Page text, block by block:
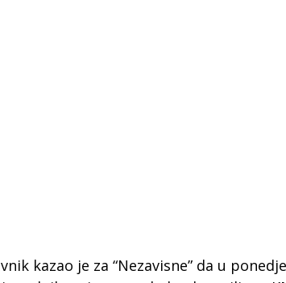
kazao je za “Nezavisne” da u